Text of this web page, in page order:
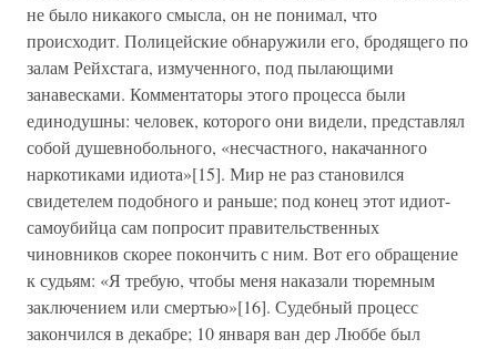
не было никакого смысла, он не понимал, что
происходит. Полицейские обнаружили его, бродящего по
залам Рейхстага, измученного, под пылающими
занавесками. Комментаторы этого процесса были
единодушны: человек, которого они видели, представлял
собой душевнобольного, «несчастного, накачанного
наркотиками идиота»[15]. Мир не раз становился
свидетелем подобного и раньше; под конец этот идиот-
самоубийца сам попросит правительственных
чиновников скорее покончить с ним. Вот его обращение
к судьям: «Я требую, чтобы меня наказали тюремным
заключением или смертью»[16]. Судебный процесс
закончился в декабре; 10 января ван дер Люббе был